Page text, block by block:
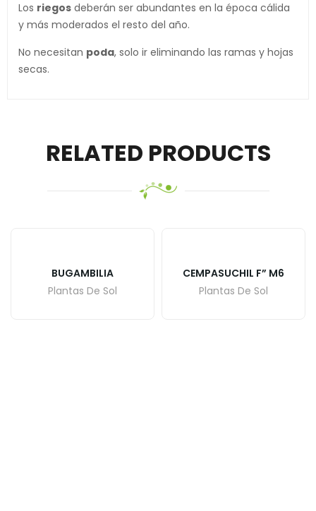
Los riegos deberán ser abundantes en la época cálida
y más moderados el resto del año.
No necesitan poda, solo ir eliminando las ramas y hojas
secas.
RELATED PRODUCTS
BUGAMBILIA
Plantas De Sol
CEMPASUCHIL F” M6
Plantas De Sol